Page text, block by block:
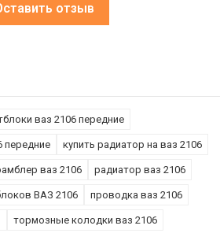
отзыв
ваз 2106 передние
передние купить радиатор на ваз 2106
ваз 2106 радиатор ваз 2106
ВАЗ 2106 проводка ваз 2106
тормозные колодки ваз 2106